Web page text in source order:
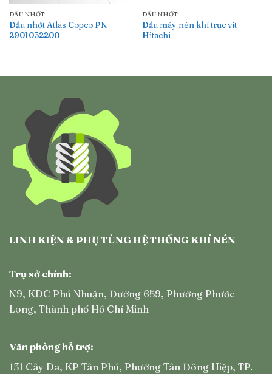
DẦU NHỚT
Dầu nhớt Atlas Copco PN
2901052200
DẦU NHỚT
Dầu máy nén khí trục vít
Hitachi
LINH KIỆN & PHỤ TÙNG HỆ THỐNG KHÍ NÉN
Trụ sở chính:
N9, KDC Phú Nhuận, Đường 659, Phường Phước
Long, Thành phố Hồ Chí Minh
Văn phòng hỗ trợ:
131 Cây Da, KP Tân Phú, Phường Tân Đông Hiệp, TP.